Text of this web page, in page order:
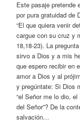
Este pasaje pretende
por pura gratuidad de
“El que quiera venir
cargue con su cruz y
18,18-23). La
sirvo a Dios y a mis
que espero recibir en
amor a Dios y al
y pregúntate: Si Dios
“el Señor me lo dio,
del Señor”? De la
salvación…